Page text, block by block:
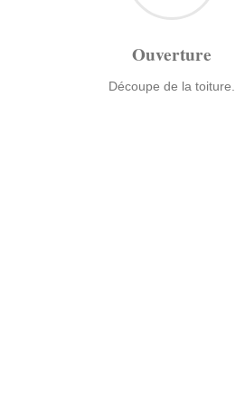
Ouverture
Découpe de la toiture.